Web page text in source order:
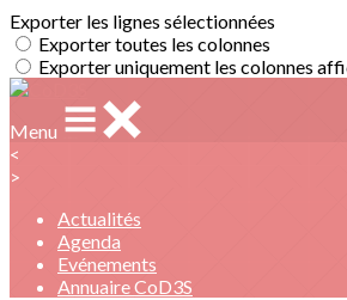
Exporter les lignes sélectionnées
Exporter toutes les colonnes
Exporter uniquement les colonnes
Menu
<
>
Actualités
Agenda
Evénements
Annuaire CoD3S